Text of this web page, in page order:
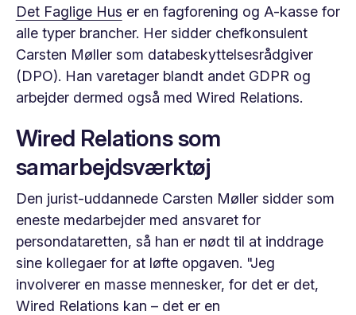
Det Faglige Hus er en fagforening og A-kasse for
alle typer brancher. Her sidder chefkonsulent
Carsten Møller som databeskyttelsesrådgiver
(DPO). Han varetager blandt andet GDPR og
arbejder dermed også med Wired Relations.
Wired Relations som
samarbejdsværktøj
Den jurist-uddannede Carsten Møller sidder som
eneste medarbejder med ansvaret for
persondataretten, så han er nødt til at inddrage
sine kollegaer for at løfte opgaven. "Jeg
involverer en masse mennesker, for det er det,
Wired Relations kan – det er en